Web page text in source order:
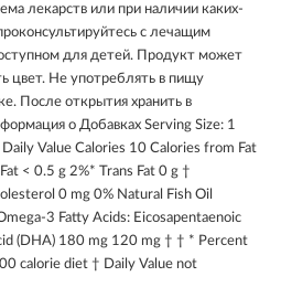
лекарств или при наличии каких-
с лечащим
для детей. Продукт может
цвет. Не употреблять в пищу
После открытия хранить в
о Добавках Serving Size: 1
Value Calories 10 Calories from Fat
< 0.5 g 2%* Trans Fat 0 g †
0 mg 0% Natural Fish Oil
3 Fatty Acids: Eicosapentaenoic
(DHA) 180 mg 120 mg † † * Percent
calorie diet † Daily Value not